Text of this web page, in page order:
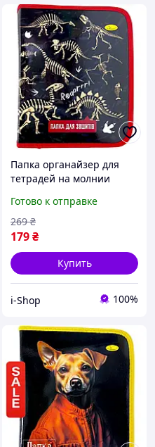
Папка органайзер для
тетрадей на молнии
Динозавры Скелеты с
костями для мальчика
Готово к отправке
179₴
269 ₴
Купить
i-Shop 100%